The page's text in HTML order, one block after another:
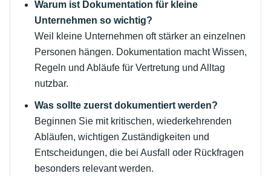
Warum ist Dokumentation für kleine
Unternehmen so wichtig?
Weil kleine Unternehmen oft stärker an einzelnen
Personen hängen. Dokumentation macht Wissen,
Regeln und Abläufe für Vertretung und Alltag
nutzbar.
Was sollte zuerst dokumentiert werden?
Beginnen Sie mit kritischen, wiederkehrenden
Abläufen, wichtigen Zuständigkeiten und
Entscheidungen, die bei Ausfall oder Rückfragen
besonders relevant werden.